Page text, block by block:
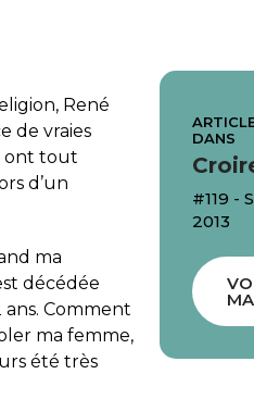
René
de vraies
ont tout
d’un
ma
décédée
ans. Comment
ma femme,
été très
DANS
#119 -
2013